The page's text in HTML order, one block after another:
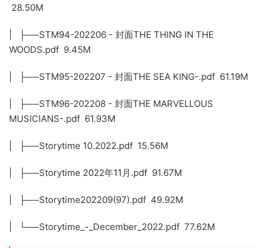
28.50M
| ├──STM94-202206 - 封面THE THING IN THE
WOODS.pdf 9.45M
| ├──STM95-202207 - 封面THE SEA KING-.pdf 61.19M
| ├──STM96-202208 - 封面THE MARVELLOUS
MUSICIANS-.pdf 61.93M
| ├──Storytime 10.2022.pdf 15.56M
| ├──Storytime 2022年11月.pdf 91.67M
| ├──Storytime202209(97).pdf 49.92M
| └──Storytime_-_December_2022.pdf 77.62M